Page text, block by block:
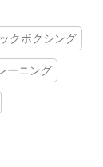
クボクシング
ーニング